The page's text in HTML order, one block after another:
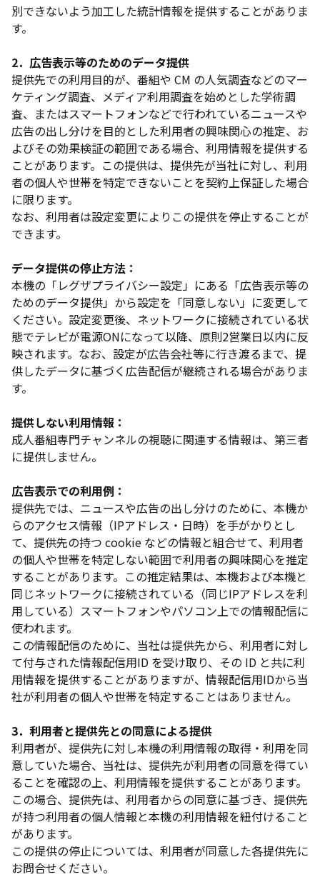
別できないよう加工した統計情報を提供することがありま
す。
2．広告表示等のためのデータ提供
提供先での利用目的が、番組や CM の人気調査などのマー
ケティング調査、メディア利用調査を始めとした学術調
査、またはスマートフォンなどで行われているニュースや
広告の出し分けを目的とした利用者の興味関心の推定、お
よびその効果検証の範囲である場合、利用情報を提供する
ことがあります。この提供は、提供先が当社に対し、利用
者の個人や世帯を特定できないことを契約上保証した場合
に限ります。
なお、利用者は設定変更によりこの提供を停止することが
できます。
データ提供の停止方法：
本機の「レグザプライバシー設定」にある「広告表示等の
ためのデータ提供」から設定を「同意しない」に変更して
ください。設定変更後、ネットワークに接続されている状
態でテレビが電源ONになって以降、原則2営業日以内に反
映されます。なお、設定が広告会社等に行き渡るまで、提
供したデータに基づく広告配信が継続される場合がありま
す。
提供しない利用情報：
成人番組専門チャンネルの視聴に関連する情報は、第三者
に提供しません。
広告表示での利用例：
提供先では、ニュースや広告の出し分けのために、本機か
らのアクセス情報（IPアドレス・日時）を手がかりとし
て、提供先の持つ cookie などの情報と組合せて、利用者
の個人や世帯を特定しない範囲で利用者の興味関心を推定
することがあります。この推定結果は、本機および本機と
同じネットワークに接続されている（同じIPアドレスを利
用している）スマートフォンやパソコン上での情報配信に
使われます。
この情報配信のために、当社は提供先から、利用者に対し
て付与された情報配信用ID を受け取り、その ID と共に利
用情報を提供することがありますが、情報配信用IDから当
社が利用者の個人や世帯を特定することはありません。
3．利用者と提供先との同意による提供
利用者が、提供先に対し本機の利用情報の取得・利用を同
意していた場合、当社は、提供先が利用者の同意を得てい
ることを確認の上、利用情報を提供することがあります。
この場合、提供先は、利用者からの同意に基づき、提供先
が持つ利用者の個人情報と本機の利用情報を紐付けること
があります。
この提供の停止については、利用者が同意した各提供先に
お問合せください。